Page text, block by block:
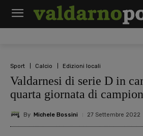
Sport Calcio Edizioni locali
Valdarnesi di serie D in
quarta giornata di
By Michele Bossini 27 Settembre 2022